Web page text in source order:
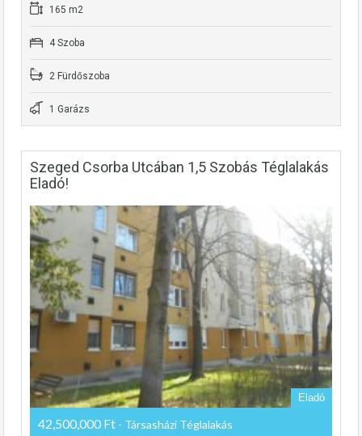
165 m2
4 Szoba
2 Fürdőszoba
1 Garázs
Szeged Csorba Utcában 1,5 Szobás Téglalakás
Eladó!
Eladó
42,500,000 Ft - Társasházi Téglalakás